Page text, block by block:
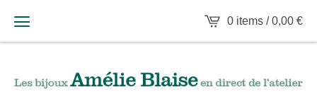
0 items /0,00 €